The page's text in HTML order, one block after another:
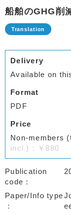
船舶のGHG削
Delivery
Available on
Format
PDF
Price
Non-members
incl.)：￥880
Publication
code
Paper/Info type